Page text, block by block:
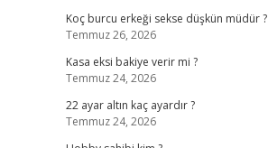
Koç burcu erkeği sekse düşkün müdür ?
Temmuz 26, 2026
Kasa eksi bakiye verir mi ?
Temmuz 24, 2026
22 ayar altın kaç ayardır ?
Temmuz 24, 2026